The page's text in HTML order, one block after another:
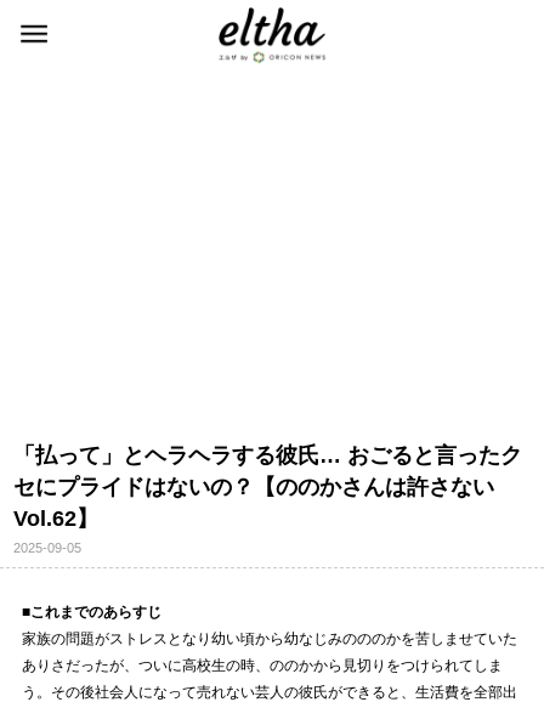
「払って」とヘラヘラする彼氏… おごると言ったク
セにプライドはないの？【ののかさんは許さない
Vol.62】
2025-09-05
■これまでのあらすじ
家族の問題がストレスとなり幼い頃から幼なじみのののかを苦しませていた
ありさだったが、ついに高校生の時、ののかから見切りをつけられてしま
う。その後社会人になって売れない芸人の彼氏ができると、生活費を全部出